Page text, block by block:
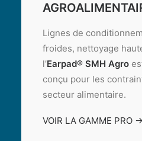
Lignes de
froides, nettoyage
l’Earpad® SMH Agro
conçu pour les
secteur alimentaire.
VOIR LA GAMME PRO →